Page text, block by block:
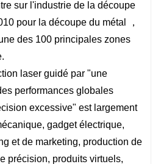
sur l'industrie de la découpe
pour la découpe du métal ，
des 100 principales zones
laser guidé par "une
performances globales
excessive" est largement
gadget électrique,
et de marketing, production de
précision, produits virtuels,